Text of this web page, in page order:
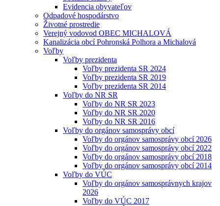
Evidencia obyvateľov
Odpadové hospodárstvo
Životné prostredie
Verejný vodovod OBEC MICHALOVÁ
Kanalizácia obcí Pohronská Polhora a Michalová
Voľby
Voľby prezidenta
Voľby prezidenta SR 2024
Voľby prezidenta SR 2019
Voľby prezidenta SR 2014
Voľby do NR SR
Voľby do NR SR 2023
Voľby do NR SR 2020
Voľby do NR SR 2016
Voľby do orgánov samosprávy obcí
Voľby do orgánov samosprávy obcí 2026
Voľby do orgánov samosprávy obcí 2022
Voľby do orgánov samosprávy obcí 2018
Voľby do orgánov samosprávy obcí 2014
Voľby do VÚC
Voľby do orgánov samosprávnych krajov
2026
Voľby do VÚC 2017